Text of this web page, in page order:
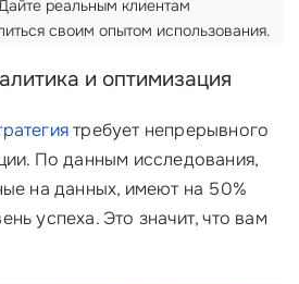
реальным клиентам
своим опытом использования.
и оптимизация
требует непрерывного
По данным исследования,
на данных, имеют на 50%
успеха. Это значит, что вам